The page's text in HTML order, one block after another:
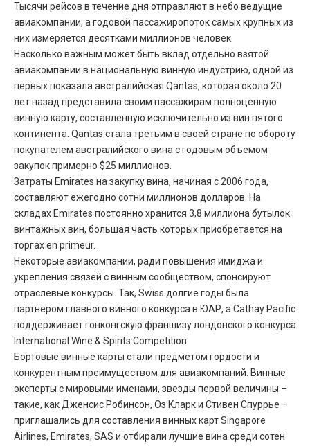
Тысячи рейсов в течение дня отправляют в небо ведущие
авиакомпании, а годовой пассажиропоток самых крупных из
них измеряется десятками миллионов человек.
Насколько важным может быть вклад отдельно взятой
авиакомпании в национальную винную индустрию, одной из
первых показала австралийская Qantas, которая около 20
лет назад представила своим пассажирам полноценную
винную карту, составленную исключительно из вин пятого
континента. Qantas стала третьим в своей стране по обороту
покупателем австралийского вина с годовым объемом
закупок примерно $25 миллионов.
Затраты Emirates на закупку вина, начиная с 2006 года,
составляют ежегодно сотни миллионов долларов. На
складах Emirates постоянно хранится 3,8 миллиона бутылок
винтажных вин, большая часть которых приобретается на
торгах en primeur.
Некоторые авиакомпании, ради повышения имиджа и
укрепления связей с винным сообществом, спонсируют
отраслевые конкурсы. Так, Swiss долгие годы была
партнером главного винного конкурса в ЮАР, а Cathay Pacific
поддерживает гонконгскую франшизу лондонского конкурса
International Wine & Spirits Competition.
Бортовые винные карты стали предметом гордости и
конкурентным преимуществом для авиакомпаний. Винные
эксперты с мировыми именами, звезды первой величины –
такие, как Дженсис Робинсон, Оз Кларк и Стивен Спуррье –
приглашались для составления винных карт Singapore
Airlines, Emirates, SAS и отбирали лучшие вина среди сотен